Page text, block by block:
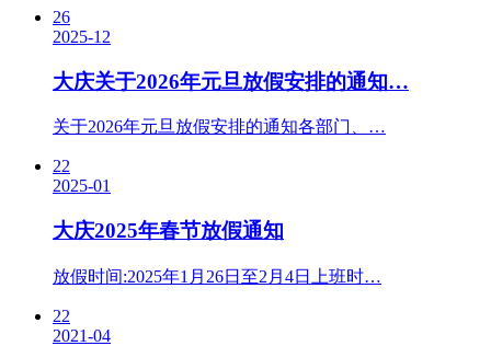
26
2025-12
大庆关于2026年元旦放假安排的通知…
关于2026年元旦放假安排的通知各部门、…
22
2025-01
大庆2025年春节放假通知
放假时间:2025年1月26日至2月4日上班时…
22
2021-04